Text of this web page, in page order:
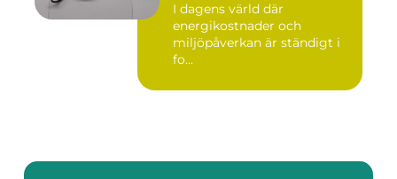
I dagens värld där
energikostnader och
miljöpåverkan är ständigt i
fo...